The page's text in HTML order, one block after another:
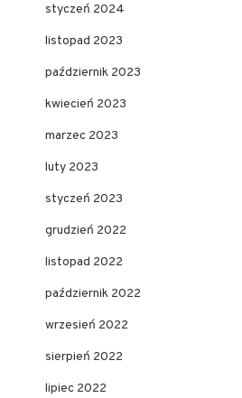
styczeń 2024
listopad 2023
październik 2023
kwiecień 2023
marzec 2023
luty 2023
styczeń 2023
grudzień 2022
listopad 2022
październik 2022
wrzesień 2022
sierpień 2022
lipiec 2022